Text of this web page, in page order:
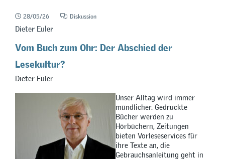
28/05/26 Diskussion
Dieter Euler
Vom Buch zum Ohr: Der Abschied der
Lesekultur?
Dieter Euler
Unser Alltag wird immer
mündlicher. Gedruckte
Bücher werden zu
Hörbüchern, Zeitungen
bieten Vorleseservices für
ihre Texte an, die
Gebrauchsanleitung geht in